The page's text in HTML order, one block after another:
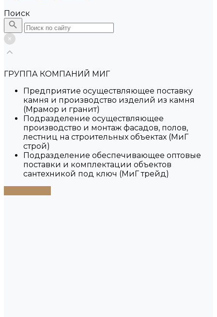
Поиск
ГРУППА КОМПАНИЙ МИГ
Предприятие осуществляющее поставку
камня и производство изделий из камня
(Мрамор и гранит)
Подразделение осуществляющее
производство и монтаж фасадов, полов,
лестниц на строительных объектах (МиГ
строй)
Подразделение обеспечивающее оптовые
поставки и комплектации объектов
сантехникой под ключ (МиГ трейд)